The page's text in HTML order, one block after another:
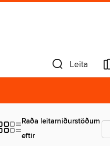
Leita
Raða leitarniðurstöðum
eftir